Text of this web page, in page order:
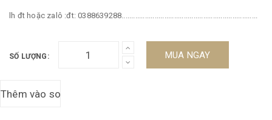
lh đt hoặc zalô :đt: 0388639288......................................................................
SỐ LƯỢNG: MUA NGAY